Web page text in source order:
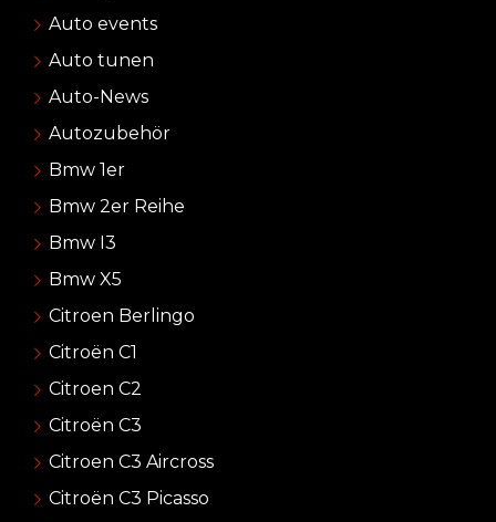
Auto events
Auto tunen
Auto-News
Autozubehör
Bmw 1er
Bmw 2er Reihe
Bmw I3
Bmw X5
Citroen Berlingo
Citroën C1
Citroen C2
Citroën C3
Citroen C3 Aircross
Citroën C3 Picasso